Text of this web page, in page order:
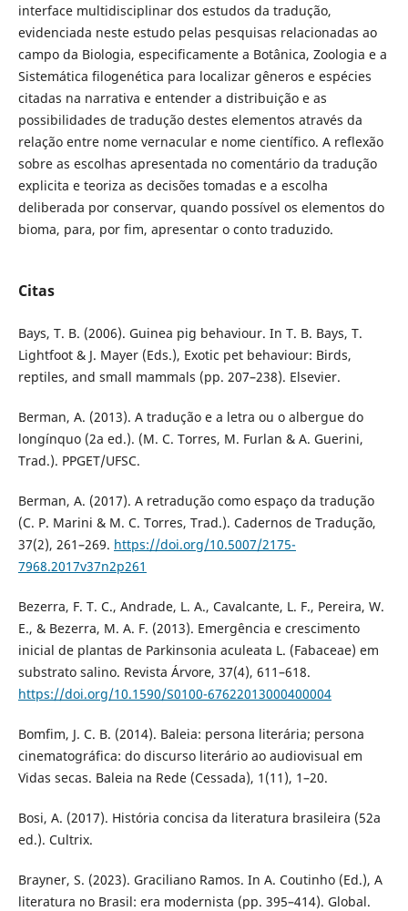
interface multidisciplinar dos estudos da tradução,
evidenciada neste estudo pelas pesquisas relacionadas ao
campo da Biologia, especificamente a Botânica, Zoologia e a
Sistemática filogenética para localizar gêneros e espécies
citadas na narrativa e entender a distribuição e as
possibilidades de tradução destes elementos através da
relação entre nome vernacular e nome científico. A reflexão
sobre as escolhas apresentada no comentário da tradução
explicita e teoriza as decisões tomadas e a escolha
deliberada por conservar, quando possível os elementos do
bioma, para, por fim, apresentar o conto traduzido.
Citas
Bays, T. B. (2006). Guinea pig behaviour. In T. B. Bays, T.
Lightfoot & J. Mayer (Eds.), Exotic pet behaviour: Birds,
reptiles, and small mammals (pp. 207–238). Elsevier.
Berman, A. (2013). A tradução e a letra ou o albergue do
longínquo (2a ed.). (M. C. Torres, M. Furlan & A. Guerini,
Trad.). PPGET/UFSC.
Berman, A. (2017). A retradução como espaço da tradução
(C. P. Marini & M. C. Torres, Trad.). Cadernos de Tradução,
37(2), 261–269. https://doi.org/10.5007/2175-
7968.2017v37n2p261
Bezerra, F. T. C., Andrade, L. A., Cavalcante, L. F., Pereira, W.
E., & Bezerra, M. A. F. (2013). Emergência e crescimento
inicial de plantas de Parkinsonia aculeata L. (Fabaceae) em
substrato salino. Revista Árvore, 37(4), 611–618.
https://doi.org/10.1590/S0100-67622013000400004
Bomfim, J. C. B. (2014). Baleia: persona literária; persona
cinematográfica: do discurso literário ao audiovisual em
Vidas secas. Baleia na Rede (Cessada), 1(11), 1–20.
Bosi, A. (2017). História concisa da literatura brasileira (52a
ed.). Cultrix.
Brayner, S. (2023). Graciliano Ramos. In A. Coutinho (Ed.), A
literatura no Brasil: era modernista (pp. 395–414). Global.